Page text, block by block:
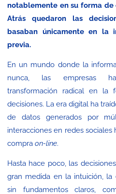
notablemente en su forma de
Atrás quedaron las
basaban únicamente en la
previa.
En un mundo donde la
nunca, las empresas
transformación radical en la
decisiones. La era digital ha
de datos generados por
interacciones en redes
compra on-line.
Hasta hace poco, las
gran medida en la intuición, la
sin fundamentos claros,